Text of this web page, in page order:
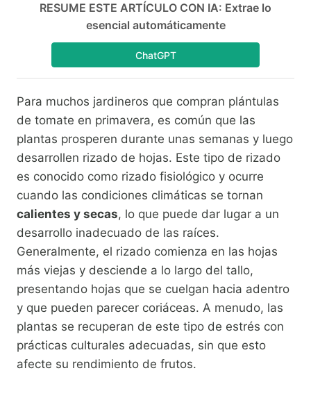
RESUME ESTE ARTÍCULO CON IA: Extrae lo
esencial automáticamente
ChatGPT
Para muchos jardineros que compran plántulas
de tomate en primavera, es común que las
plantas prosperen durante unas semanas y luego
desarrollen rizado de hojas. Este tipo de rizado
es conocido como rizado fisiológico y ocurre
cuando las condiciones climáticas se tornan
calientes y secas, lo que puede dar lugar a un
desarrollo inadecuado de las raíces.
Generalmente, el rizado comienza en las hojas
más viejas y desciende a lo largo del tallo,
presentando hojas que se cuelgan hacia adentro
y que pueden parecer coriáceas. A menudo, las
plantas se recuperan de este tipo de estrés con
prácticas culturales adecuadas, sin que esto
afecte su rendimiento de frutos.